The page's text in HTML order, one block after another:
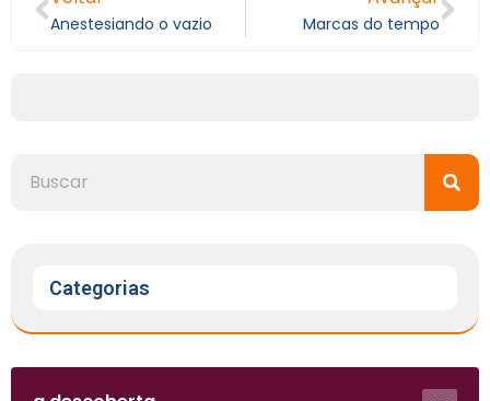
Anestesiando o vazio Marcas do tempo
Categorias